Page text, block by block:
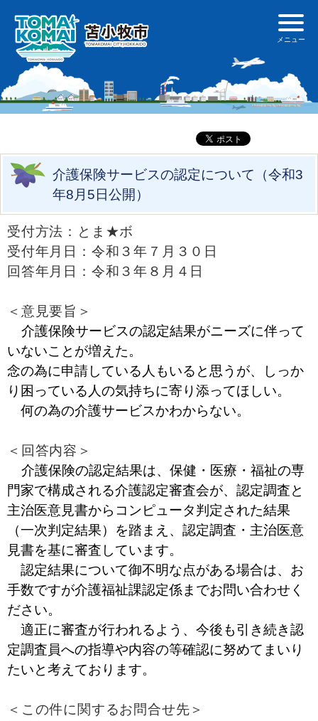
介護保険サービスの認定について（令和3
年8月5日公開）
受付方法：とま★ボ
受付年月日：令和３年７月３０日
回答年月日：令和３年８月４日
＜意見要旨＞
介護保険サービスの認定結果がニーズに伴って
いないことが増えた。
念の為に申請している人もいると思うが、しっか
り困っている人の気持ちに寄り添ってほしい。
何の為の介護サービスかわからない。
＜回答内容＞
介護保険の認定結果は、保健・医療・福祉の専
門家で構成される介護認定審査会が、認定調査と
主治医意見書からコンピュータ判定された結果
（一次判定結果）を踏まえ、認定調査・主治医意
見書を基に審査しています。
認定結果について御不明な点がある場合は、お
手数ですが介護福祉課認定係までお問い合わせく
ださい。
適正に審査が行われるよう、今後も引き続き認
定調査員への指導や内容の等確認に努めてまいり
たいと考えております。
＜この件に関するお問合せ先＞